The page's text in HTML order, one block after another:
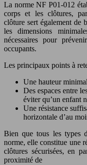
La norme NF P01-012
corps et les clôtures,
clôture sert également de
les dimensions
nécessaires pour
occupants.
Les principaux points à
Une hauteur
Des espaces entre
éviter qu’un enfant
Une résistance
horizontale d’au
Bien que tous les types
norme, elle constitue une
clôtures sécurisées, en
proximité de